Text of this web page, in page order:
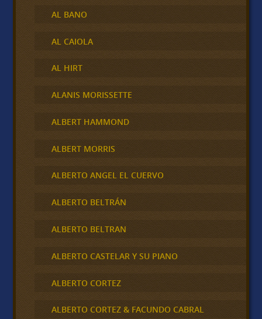
AL BANO
AL CAIOLA
AL HIRT
ALANIS MORISSETTE
ALBERT HAMMOND
ALBERT MORRIS
ALBERTO ANGEL EL CUERVO
ALBERTO BELTRÁN
ALBERTO BELTRAN
ALBERTO CASTELAR Y SU PIANO
ALBERTO CORTEZ
ALBERTO CORTEZ & FACUNDO CABRAL